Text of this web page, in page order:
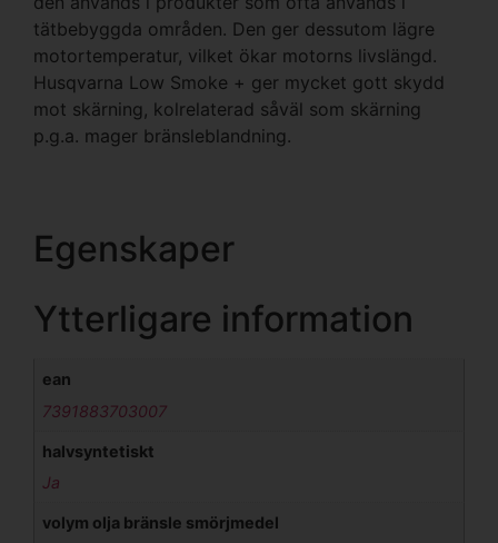
tätbebyggda områden. Den ger dessutom lägre
motortemperatur, vilket ökar motorns livslängd.
Husqvarna Low Smoke + ger mycket gott skydd
mot skärning, kolrelaterad såväl som skärning
p.g.a. mager bränsleblandning.
Egenskaper
Ytterligare information
ean
7391883703007
halvsyntetiskt
Ja
volym olja bränsle smörjmedel